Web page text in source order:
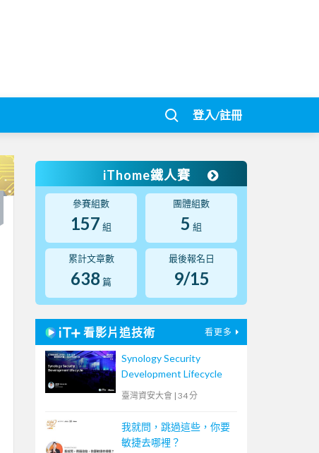
登入/註冊
iThome鐵人賽
參賽組數
157 組
團體組數
5 組
累計文章數
638 篇
最後報名日
9/15
看影片追技術 看更多
Synology Security
Development Lifecycle
臺灣資安大會 | 34 分
我就問，跳過這些，你要
敏捷去哪裡？